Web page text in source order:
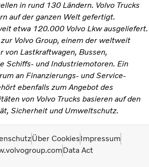
in rund 130 Ländern. Volvo Trucks
auf der ganzen Welt gefertigt.
etwa 120.000 Volvo Lkw ausgeliefert.
Volvo Group, einem der weltweit
von Lastkraftwagen, Bussen,
Schiffs- und Industriemotoren. Ein
an Finanzierungs- und Service-
ebenfalls zum Angebot des
von Volvo Trucks basieren auf den
Sicherheit und Umweltschutz.
Über CookiesImpressum
Data Act